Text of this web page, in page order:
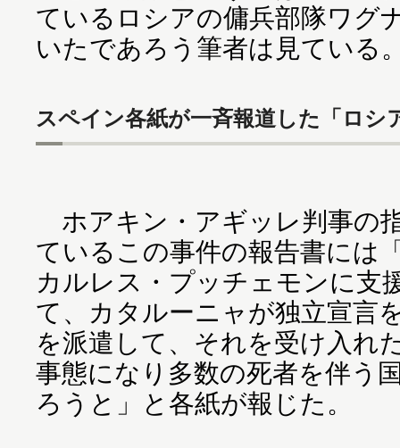
ているロシアの傭兵部隊ワグ
いたであろう筆者は見ている
スペイン各紙が一斉報道した「ロシ
ホアキン・アギッレ判事の
ているこの事件の報告書には
カルレス・プッチェモンに支
て、カタルーニャが独立宣言
を派遣して、それを受け入れ
事態になり多数の死者を伴う
ろうと」と各紙が報じた。